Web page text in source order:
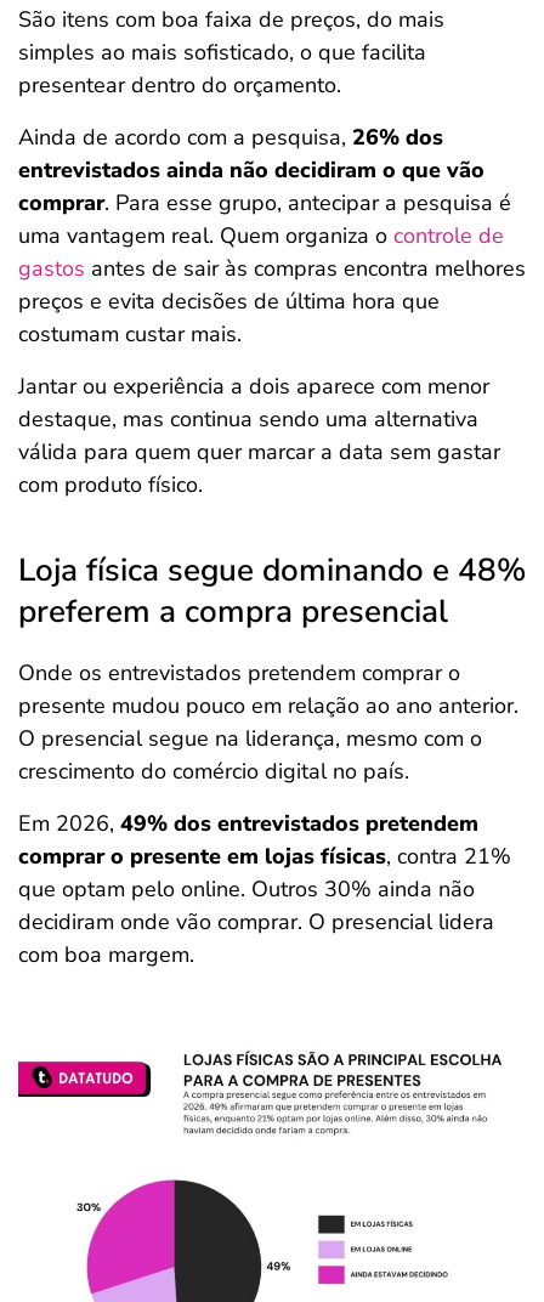
São itens com boa faixa de preços, do mais
simples ao mais sofisticado, o que facilita
presentear dentro do orçamento.
Ainda de acordo com a pesquisa, 26% dos
entrevistados ainda não decidiram o que vão
comprar. Para esse grupo, antecipar a pesquisa é
uma vantagem real. Quem organiza o controle de
gastos antes de sair às compras encontra melhores
preços e evita decisões de última hora que
costumam custar mais.
Jantar ou experiência a dois aparece com menor
destaque, mas continua sendo uma alternativa
válida para quem quer marcar a data sem gastar
com produto físico.
Loja física segue dominando e 48%
preferem a compra presencial
Onde os entrevistados pretendem comprar o
presente mudou pouco em relação ao ano anterior.
O presencial segue na liderança, mesmo com o
crescimento do comércio digital no país.
Em 2026, 49% dos entrevistados pretendem
comprar o presente em lojas físicas, contra 21%
que optam pelo online. Outros 30% ainda não
decidiram onde vão comprar. O presencial lidera
com boa margem.